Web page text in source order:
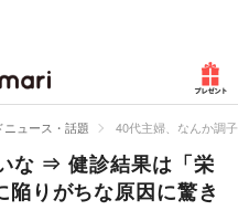
ニュース・話題 40代主婦、なんか調
な ⇒ 健診結果は「栄
りがちな原因に驚き